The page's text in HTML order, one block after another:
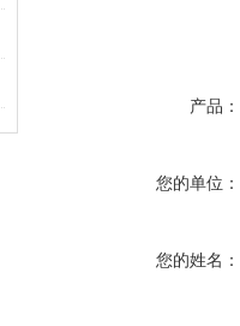
产品：
您的单位：
您的姓名：